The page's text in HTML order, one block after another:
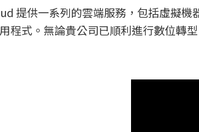
提供一系列的雲端服務，包括虛擬
程式。無論貴公司已順利進行數位轉